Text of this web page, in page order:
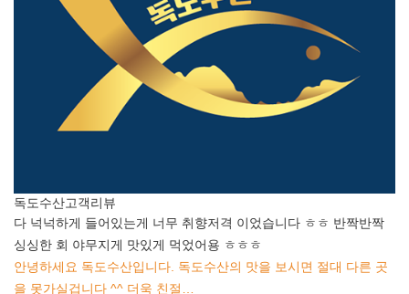
독도수산고객리뷰
다 넉넉하게 들어있는게 너무 취향저격 이었습니다 ㅎㅎ 반짝반짝
싱싱한 회 야무지게 맛있게 먹었어용 ㅎㅎㅎ
안녕하세요 독도수산입니다. 독도수산의 맛을 보시면 절대 다른 곳
을 못가실겁니다 ^^ 더욱 친절…